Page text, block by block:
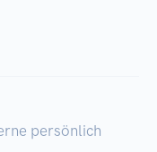
persönlich